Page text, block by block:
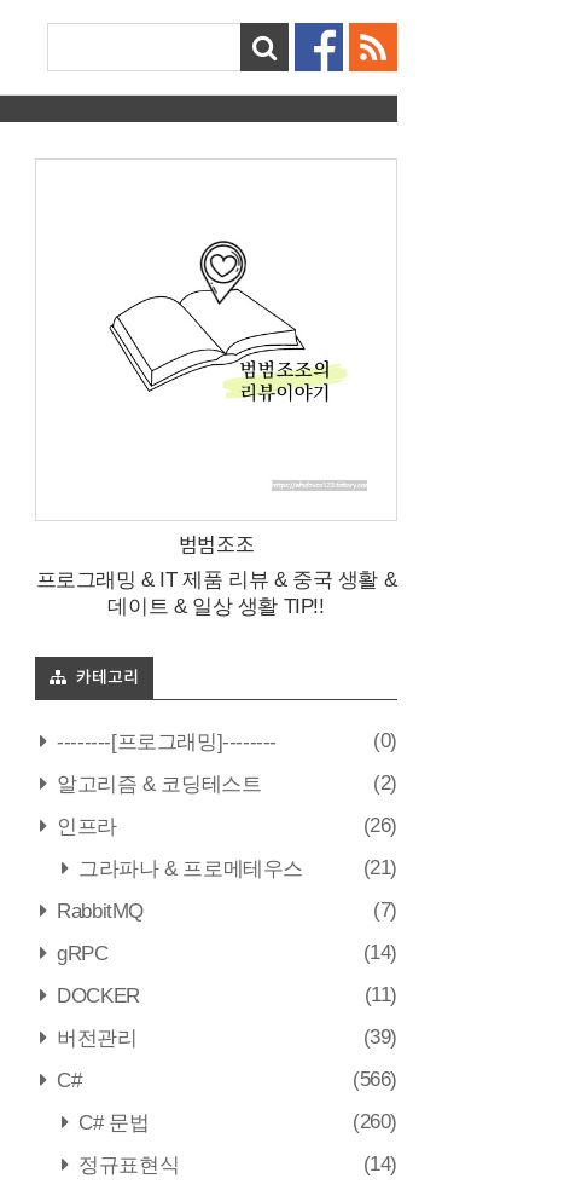
범범조조
프로그래밍 & IT 제품 리뷰 & 중국 생활 &
데이트 & 일상 생활 TIP!!
카테고리
--------[프로그래밍]--------
(0)
알고리즘 & 코딩테스트
(2)
인프라
(26)
그라파나 & 프로메테우스
(21)
RabbitMQ
(7)
gRPC
(14)
DOCKER
(11)
버전관리
(39)
C#
(566)
C# 문법
(260)
정규표현식
(14)